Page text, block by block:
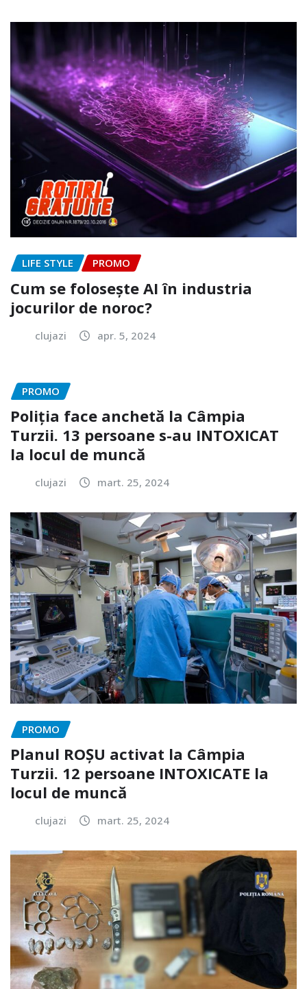
LIFE STYLE PROMO
Cum se folosește AI în industria
jocurilor de noroc?
clujazi apr. 5, 2024
PROMO
Poliția face anchetă la Câmpia
Turzii. 13 persoane s-au INTOXICAT
la locul de muncă
clujazi mart. 25, 2024
PROMO
Planul ROȘU activat la Câmpia
Turzii. 12 persoane INTOXICATE la
locul de muncă
clujazi mart. 25, 2024